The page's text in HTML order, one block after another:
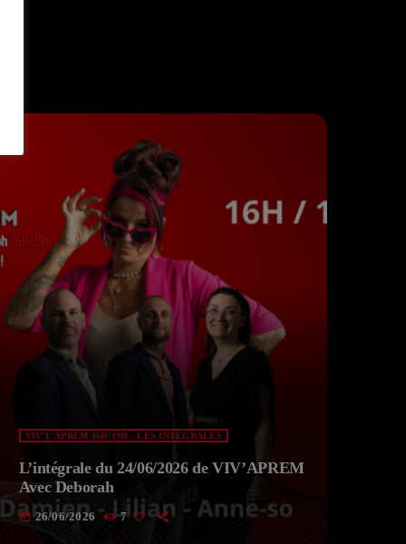
VIV'L'APREM 16H/19H - LES INTÉGRALES
L’intégrale du 24/06/2026 de VIV’APREM
Avec Deborah
today 26/06/2026 7